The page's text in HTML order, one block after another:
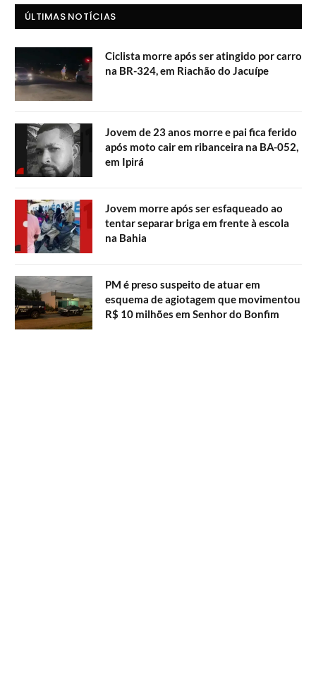
ÚLTIMAS NOTÍCIAS
Ciclista morre após ser atingido por carro
na BR-324, em Riachão do Jacuípe
Jovem de 23 anos morre e pai fica ferido
após moto cair em ribanceira na BA-052,
em Ipirá
Jovem morre após ser esfaqueado ao
tentar separar briga em frente à escola
na Bahia
PM é preso suspeito de atuar em
esquema de agiotagem que movimentou
R$ 10 milhões em Senhor do Bonfim